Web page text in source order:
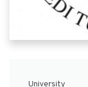
University